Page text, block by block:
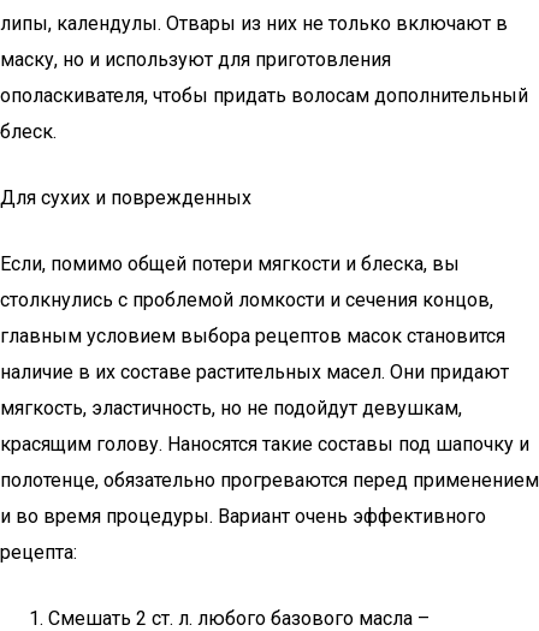
липы, календулы. Отвары из них не только включают в
маску, но и используют для приготовления
ополаскивателя, чтобы придать волосам дополнительный
блеск.
Для сухих и поврежденных
Если, помимо общей потери мягкости и блеска, вы
столкнулись с проблемой ломкости и сечения концов,
главным условием выбора рецептов масок становится
наличие в их составе растительных масел. Они придают
мягкость, эластичность, но не подойдут девушкам,
красящим голову. Наносятся такие составы под шапочку и
полотенце, обязательно прогреваются перед применением
и во время процедуры. Вариант очень эффективного
рецепта:
Смешать 2 ст. л. любого базового масла –